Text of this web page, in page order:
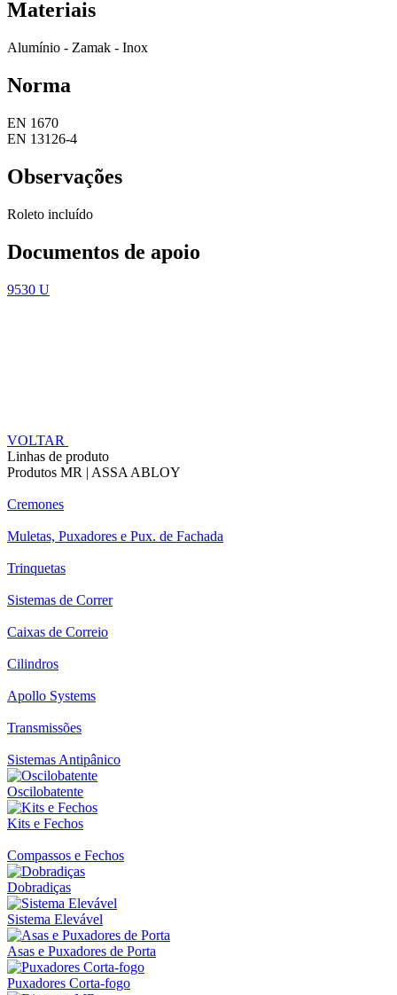
Materiais
Alumínio - Zamak - Inox
Norma
EN 1670
EN 13126-4
Observações
Roleto incluído
Documentos de apoio
9530 U
VOLTAR
Linhas de produto
Produtos MR | ASSA ABLOY
Cremones
Muletas, Puxadores e Pux. de Fachada
Trinquetas
Sistemas de Correr
Caixas de Correio
Cilindros
Apollo Systems
Transmissões
Sistemas Antipânico
Oscilobatente
Kits e Fechos
Compassos e Fechos
Dobradiças
Sistema Elevável
Asas e Puxadores de Porta
Puxadores Corta-fogo